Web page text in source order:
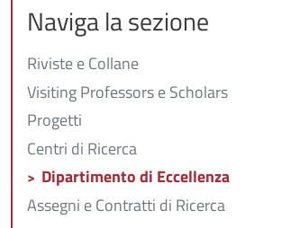
Naviga la sezione
Riviste e Collane
Visiting Professors e Scholars
Progetti
Centri di Ricerca
Dipartimento di Eccellenza
Assegni e Contratti di Ricerca